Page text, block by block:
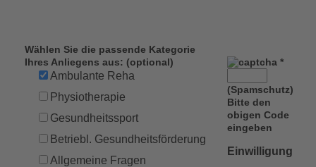
Wählen Sie die passende Kategorie
Ihres Anliegens aus: (optional)
Ambulante Reha
Physiotherapie
Gesundheitssport
Betriebl. Gesundheitsförderung
Allgemeine Fragen
*
(Spamschutz)
Bitte den
obigen Code
eingeben
Einwilligung